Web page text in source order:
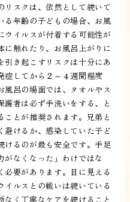
リスクは、依然として続いて
る年齢の子どもの場合、お風
ウイルスが付着する可能性が
に触れたり、お風呂上がりに
引き起こすリスクは十分にあ
症してから２～４週間程度
風呂の場面では、タオルやス
護者は必ず手洗いをする、と
ことが推奨されます。兄弟と
避けるか、感染していた子ど
けるのが最も安全です。手足
がなくなった」わけではな
必要があります。目に見える
ルスとの戦いは続いている
なく丁寧なケアを続けること